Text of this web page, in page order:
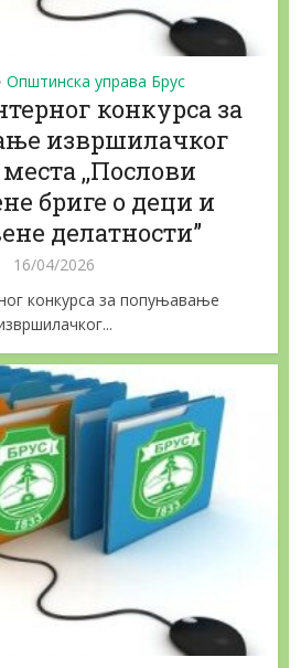
Општинска управа Брус
конкурса за
извршилачког
,,Послови
бриге o деци и
делатности”
16/04/2026
конкурса за попуњавање